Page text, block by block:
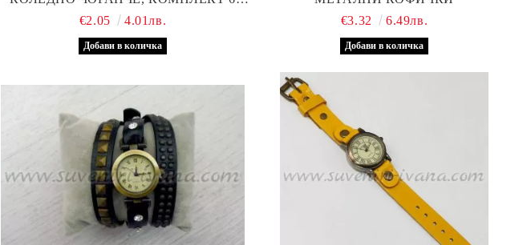
БРОЯ
€2.05 4.01лв.
€3.32
6.49лв.